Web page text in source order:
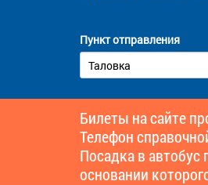
Пункт отправления
Билеты на сайте
Телефон
Посадка в
основании